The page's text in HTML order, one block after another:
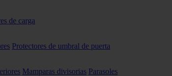
de carga
Protectores de umbral de puerta
Mamparas divisorias Parasoles